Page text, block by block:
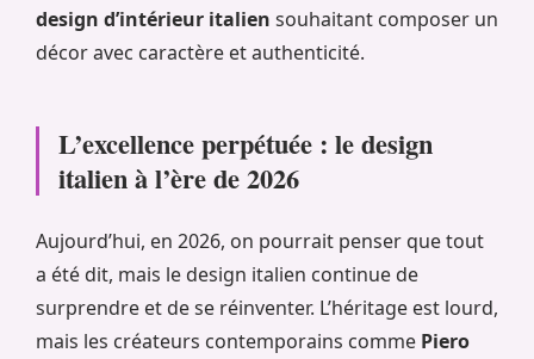
design d’intérieur italien souhaitant composer un
décor avec caractère et authenticité.
L’excellence perpétuée : le design
italien à l’ère de 2026
Aujourd’hui, en 2026, on pourrait penser que tout
a été dit, mais le design italien continue de
surprendre et de se réinventer. L’héritage est lourd,
mais les créateurs contemporains comme Piero